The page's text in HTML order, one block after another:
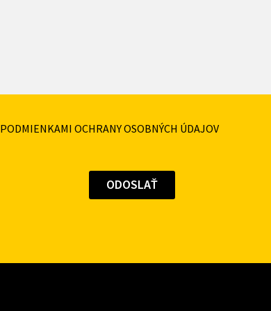
PODMIENKAMI OCHRANY OSOBNÝCH ÚDAJOV